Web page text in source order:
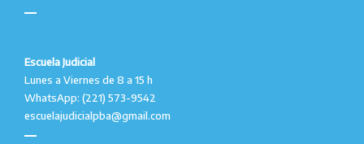
Escuela Judicial
Lunes a Viernes de 8 a 15 h
WhatsApp: (221) 573-9542
escuelajudicialpba@gmail.com